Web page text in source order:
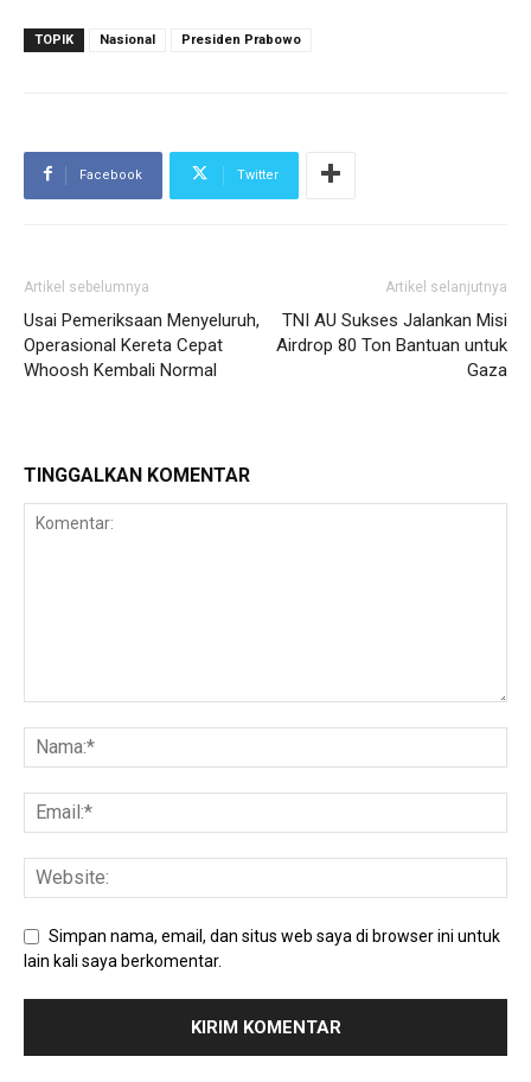
TOPIK Nasional Presiden Prabowo
Facebook Twitter
Artikel sebelumnya
Usai Pemeriksaan Menyeluruh,
Operasional Kereta Cepat
Whoosh Kembali Normal
Artikel selanjutnya
TNI AU Sukses Jalankan Misi
Airdrop 80 Ton Bantuan untuk
Gaza
TINGGALKAN KOMENTAR
Simpan nama, email, dan situs web saya di browser ini untuk
lain kali saya berkomentar.